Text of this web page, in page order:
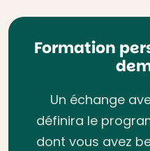
Formation
Un échange
définira le
dont vous avez